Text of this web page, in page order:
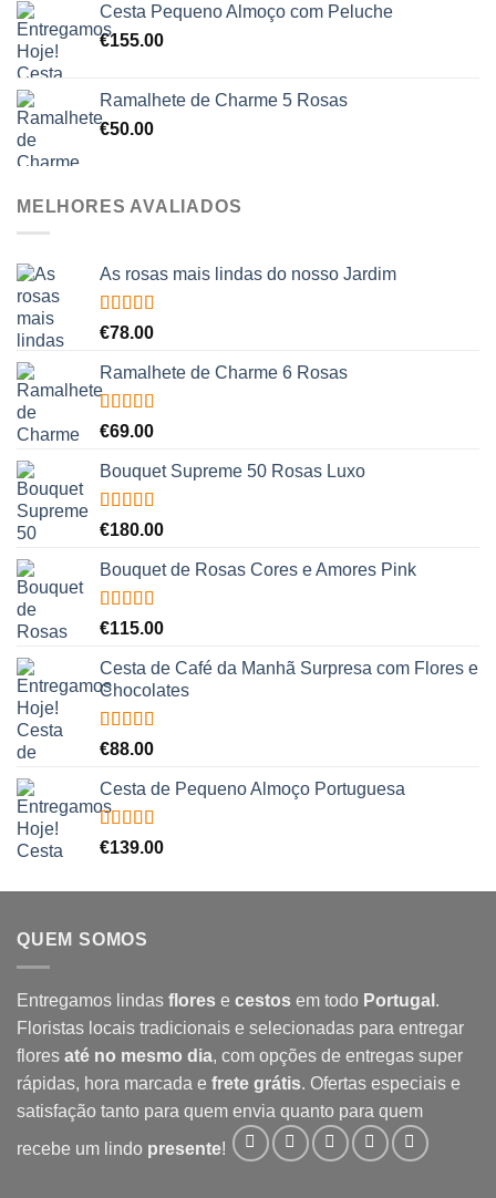
Cesta Pequeno Almoço com Peluche
€155.00
Ramalhete de Charme 5 Rosas
€50.00
MELHORES AVALIADOS
As rosas mais lindas do nosso Jardim
Avaliação
€78.00
Ramalhete de Charme 6 Rosas
Avaliação
€69.00
Bouquet Supreme 50 Rosas Luxo
Avaliação
€180.00
Bouquet de Rosas Cores e Amores Pink
Avaliação
€115.00
Cesta de Café da Manhã Surpresa com Flores e
Chocolates
Avaliação
€88.00
Cesta de Pequeno Almoço Portuguesa
Avaliação
€139.00
QUEM SOMOS
Entregamos lindas flores e cestos em todo Portugal .
Floristas locais tradicionais e selecionadas para entregar
flores até no mesmo dia, com opções de entregas super
rápidas, hora marcada e frete grátis. Ofertas especiais e
satisfação tanto para quem envia quanto para quem
recebe um lindo presente!